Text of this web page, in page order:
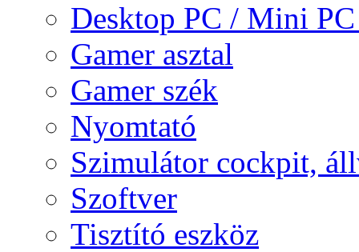
Desktop PC / Mini
Gamer asztal
Gamer szék
Nyomtató
Szimulátor cockpit,
Szoftver
Tisztító eszköz